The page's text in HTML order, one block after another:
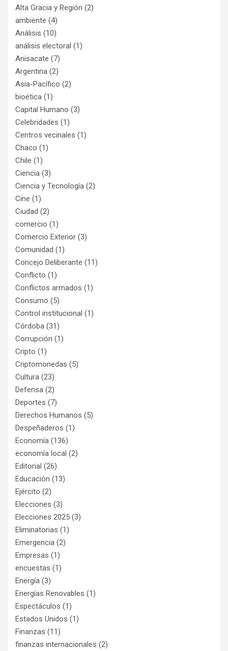
Alta Gracia y Región (2)
ambiente (4)
Análisis (10)
análisis electoral (1)
Anisacate (7)
Argentina (2)
Asia-Pacífico (2)
bioética (1)
Capital Humano (3)
Celebridades (1)
Centros vecinales (1)
Chaco (1)
Chile (1)
Ciencia (3)
Ciencia y Tecnología (2)
Cine (1)
Ciudad (2)
comercio (1)
Comercio Exterior (3)
Comunidad (1)
Concejo Deliberante (11)
Conflicto (1)
Conflictos armados (1)
Consumo (5)
Control institucional (1)
Córdoba (31)
Corrupción (1)
Cripto (1)
Criptomonedas (5)
Cultura (23)
Defensa (2)
Deportes (7)
Derechos Humanos (5)
Despeñaderos (1)
Economía (136)
economía local (2)
Editorial (26)
Educación (13)
Ejército (2)
Elecciones (3)
Elecciones 2025 (3)
Eliminatorias (1)
Emergencia (2)
Empresas (1)
encuestas (1)
Energía (3)
Energías Renovables (1)
Espectáculos (1)
Estados Unidos (1)
Finanzas (11)
finanzas internacionales (2)